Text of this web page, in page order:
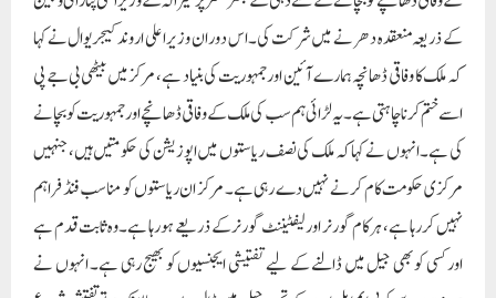
کے ذریعہ منعقدہ دھرنے میں شرکت کی۔ اس دوران وزیر اعلی اروند کیجریوال نے کہا
کہ ملک کا وفاقی ڈھانچہ ہمارے آئین اور جمہوریت کی بنیاد ہے، مرکز میں بیٹھی بی جے پی
اسے ختم کرنا چاہتی ہے۔ یہ لڑائی ہم سب کی ملک کے وفاقی ڈھانچے اور جمہوریت کو بچانے
کی ہے۔ انہوں نے کہا کہ ملک کی نصف ریاستوں میں اپوزیشن کی حکومتیں ہیں، جنہیں
مرکزی حکومت کام کرنے نہیں دے رہی ہے۔ مرکز ان ریاستوں کو مناسب فنڈ فراہم
نہیں کر رہا ہے، ہر کام گورنر اور لیفٹیننٹ گورنر کے ذریعے ہو رہا ہے۔وہ ثابت قدم ہے
اور کسی کو بھی جیل میں ڈالنے کے لیے تفتیشی ایجنسیوں کو بھیج رہی ہے۔ انہوں نے